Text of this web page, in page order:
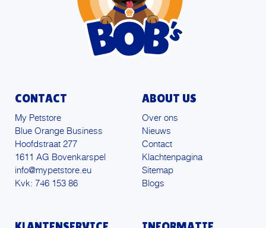
CONTACT
My Petstore
Blue Orange Business
Hoofdstraat 277
1611 AG Bovenkarspel
info@mypetstore.eu
Kvk: 746 153 86
ABOUT US
Over ons
Nieuws
Contact
Klachtenpagina
Sitemap
Blogs